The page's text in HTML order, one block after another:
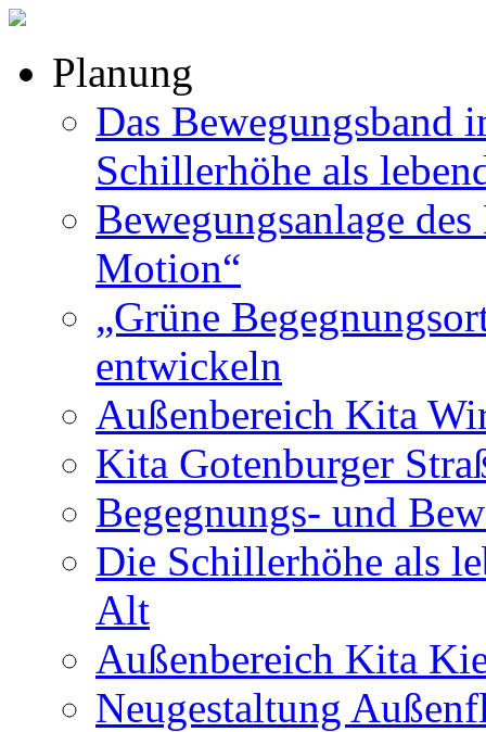
Planung
Das Bewegungsband
Schillerhöhe als
Bewegungsanlage
Motion“
„Grüne
entwickeln
Außenbereich Kita
Kita Gotenburger
Begegnungs- und
Die Schillerhöhe als
Alt
Außenbereich Kita
Neugestaltung